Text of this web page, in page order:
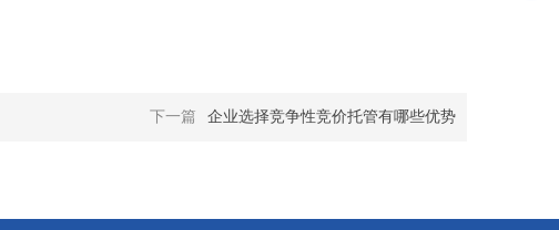
下一篇 企业选择竞争性竞价托管有哪些优势